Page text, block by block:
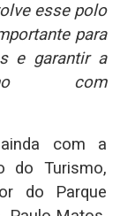
esse polo
para
e garantir a
com
com a
do Turismo,
do Parque